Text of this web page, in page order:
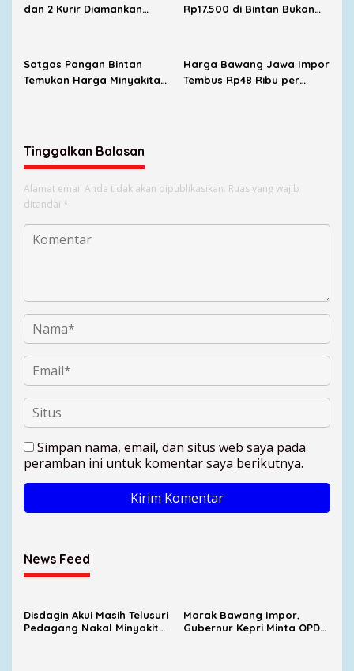
dan 2 Kurir Diamankan
Rp17.500 di Bintan Bukan
Satgas Pangan Bintan
Temukan Harga Minyakita
Harga Bawang Jawa Impor
Tembus Rp48 Ribu per
Tinggalkan Balasan
Alamat email Anda tidak akan dipublikasikan. Ruas yang wajib
ditandai *
Simpan nama, email, dan situs web saya pada
peramban ini untuk komentar saya berikutnya.
News Feed
Disdagin Akui Masih Telusuri
Pedagang Nakal Minyakita
Marak Bawang Impor,
Gubernur Kepri Minta OPD